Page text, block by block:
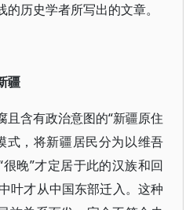
历史学者所写出的文章。
疆
且含有政治意图的“新疆原住
式，将新疆居民分为以维吾
晚”才定居于此的汉族和回
叶才从中国东部迁入。这种